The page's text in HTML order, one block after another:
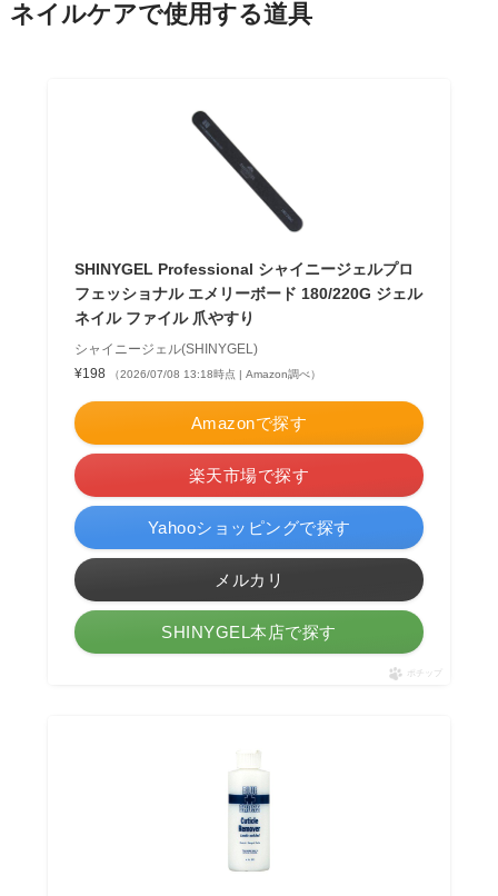
ネイルケアで使用する道具
SHINYGEL Professional シャイニージェルプロ
フェッショナル エメリーボード 180/220G ジェル
ネイル ファイル 爪やすり
シャイニージェル(SHINYGEL)
¥198
（2026/07/08 13:18時点 | Amazon調べ）
Amazonで探す
楽天市場で探す
Yahooショッピングで探す
メルカリ
SHINYGEL本店で探す
ポチップ